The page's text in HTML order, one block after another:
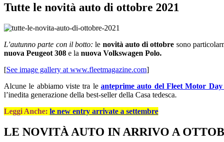
Tutte le novità auto di ottobre 2021
L’autunno parte con il botto: le novità auto di ottobre sono
nuova Peugeot 308 e la nuova Volkswagen Polo.
[See image gallery at www.fleetmagazine.com]
Alcune le abbiamo viste tra le anteprime auto del Fleet Motor Day
l’inedita generazione della best-seller della Casa tedesca.
Leggi Anche: le new entry arrivate a settembre
LE NOVITÀ AUTO IN ARRIVO A